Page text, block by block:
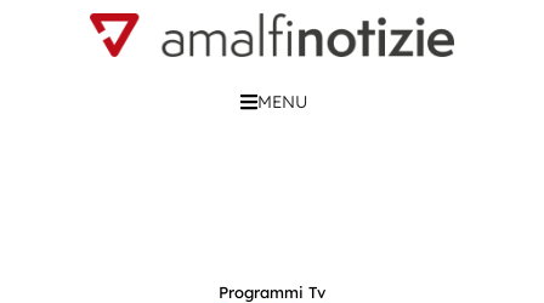
MENU
Programmi Tv